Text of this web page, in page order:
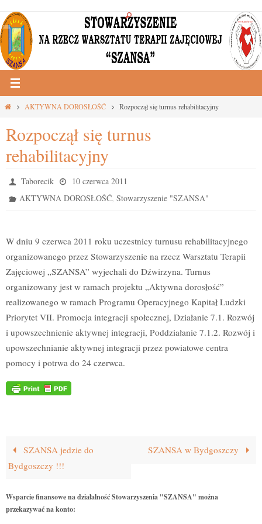
Przejdź
do
treści
StronaAKTYWNA DOROSŁOŚĆ Rozpoczął się turnus rehabilitacyjny
Rozpoczął się turnus
rehabilitacyjny
Taborecik
10 czerwca 2011
AKTYWNA DOROSŁOŚĆ,Stowarzyszenie "SZANSA"
W dniu 9 czerwca 2011 roku uczestnicy turnusu rehabilitacyjnego
organizowanego przez Stowarzyszenie na rzecz Warsztatu Terapii
Zajęciowej „SZANSA” wyjechali do Dźwirzyna. Turnus
organizowany jest w ramach projektu „Aktywna dorosłość”
realizowanego w ramach Programu Operacyjnego Kapitał Ludzki
Priorytet VII. Promocja integracji społecznej, Działanie 7.1. Rozwój
i upowszechnienie aktywnej integracji, Poddziałanie 7.1.2. Rozwój i
upowszechnianie aktywnej integracji przez powiatowe centra
pomocy i potrwa do 24 czerwca.
SZANSA jedzie do
Bydgoszczy !!!
SZANSA w Bydgoszczy
Wsparcie finansowe na działalność Stowarzyszenia "SZANSA" można
przekazywać na konto: